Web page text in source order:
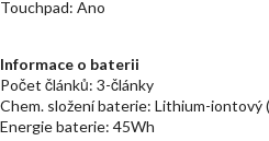
Touchpad: Ano
Informace o baterii
Počet článků: 3-články
Chem. složení baterie: Lithium-iontový
Energie baterie: 45Wh